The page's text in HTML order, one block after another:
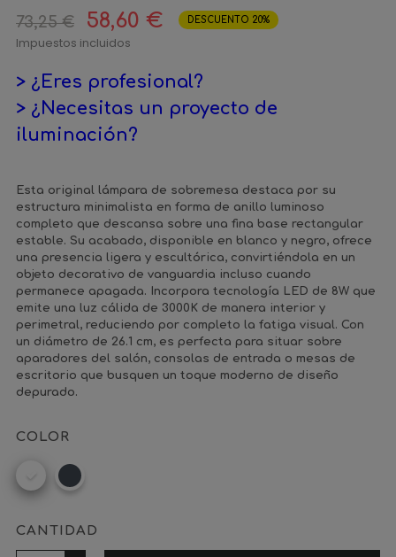
73,25 € 58,60 € DESCUENTO 20%
Impuestos incluidos
> ¿Eres profesional?
> ¿Necesitas un proyecto de
iluminación?
Esta original lámpara de sobremesa destaca por su
estructura minimalista en forma de anillo luminoso
completo que descansa sobre una fina base rectangular
estable. Su acabado, disponible en blanco y negro, ofrece
una presencia ligera y escultórica, convirtiéndola en un
objeto decorativo de vanguardia incluso cuando
permanece apagada. Incorpora tecnología LED de 8W que
emite una luz cálida de 3000K de manera interior y
perimetral, reduciendo por completo la fatiga visual. Con
un diámetro de 26.1 cm, es perfecta para situar sobre
aparadores del salón, consolas de entrada o mesas de
escritorio que busquen un toque moderno de diseño
depurado.
COLOR
BlancoNegro
CANTIDAD